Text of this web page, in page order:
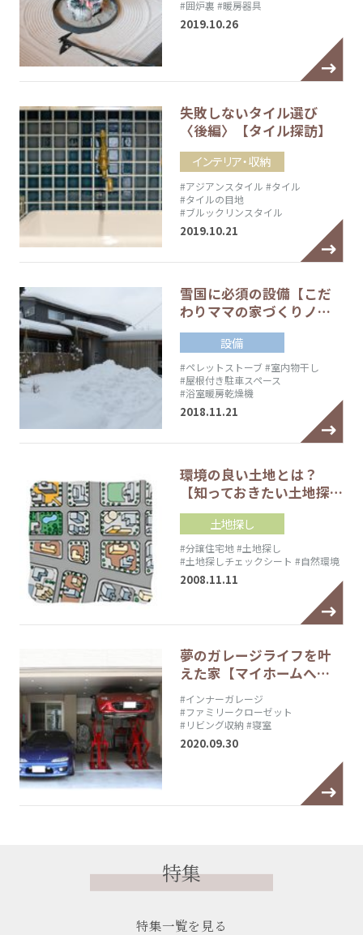
#囲炉裏 #暖房器具
2019.10.26
失敗しないタイル選び
〈後編〉【タイル探訪】
インテリア・収納
#アジアンスタイル #タイル
#タイルの目地
#ブルックリンスタイル
2019.10.21
雪国に必須の設備【こだ
わりママの家づくりノ…
設備
#ペレットストーブ#室内物干し
#屋根付き駐車スペース
#浴室暖房乾燥機
2018.11.21
環境の良い土地とは？
【知っておきたい土地探…
土地探し
#分譲住宅地#土地探し
#土地探しチェックシート #自然環境
2008.11.11
夢のガレージライフを叶
えた家【マイホームへ…
#インナーガレージ
#ファミリークローゼット
#リビング収納 #寝室
2020.09.30
特集
特集一覧を見る